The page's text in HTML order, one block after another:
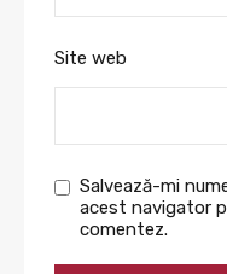
Site web
Salvează-mi
acest navigator
comentez.